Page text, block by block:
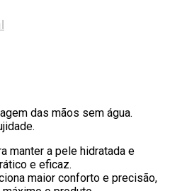
das mãos sem água.
manter a pele hidratada e
e eficaz.
maior conforto e precisão,